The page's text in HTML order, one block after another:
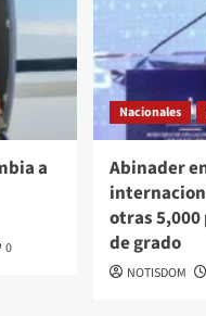
a
0
Nacionales
Abinader
otras
de grado
NOTISDOM